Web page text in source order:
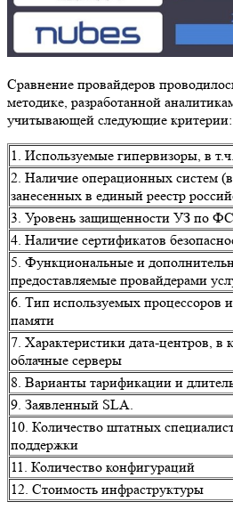
Сравнение провайдеров
методике, разработанной
учитывающей следующие критерии:
1. Используемые гипервизоры, в
2. Наличие операционных систем
занесенных в единый реестр
3. Уровень защищенности УЗ по
4. Наличие сертификатов
5. Функциональные и
предоставляемые провайдерами
6. Тип используемых процессоров
памяти
7. Характеристики дата-центров,
облачные серверы
8. Варианты тарификации и
9. Заявленный SLA.
10. Количество штатных
поддержки
11. Количество конфигураций
12. Стоимость инфраструктуры